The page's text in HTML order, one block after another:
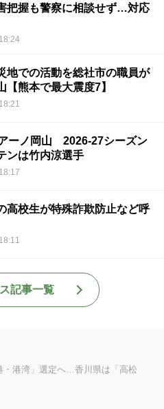
把握も警察に相談せず…対応
地での活動を総社市の職員が
熊本で最大震度7】
ーノ岡山 2026-27シーズン
ンは竹内涼選手
高校生が特殊詐欺防止など呼
記事一覧
・港湾」選定へ…香川県は「高松